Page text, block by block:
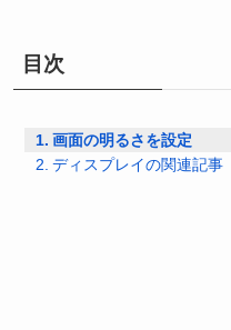
目次
画面の明るさを設定
ディスプレイの関連記事